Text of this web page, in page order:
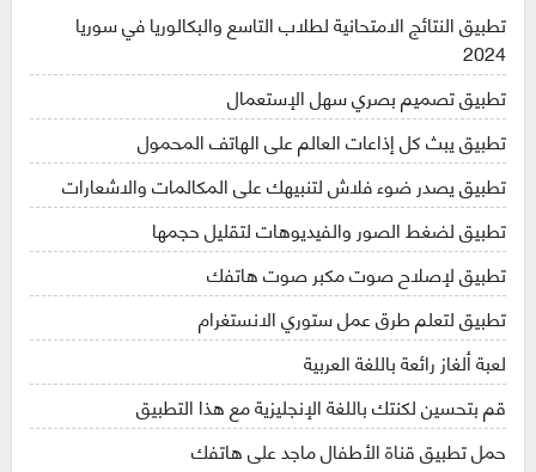
تطبيق النتائج الامتحانية لطلاب التاسع والبكالوريا في سوريا
2024
تطبيق تصميم بصري سهل الإستعمال
تطبيق يبث كل إذاعات العالم على الهاتف المحمول
تطبيق يصدر ضوء فلاش لتنبيهك على المكالمات والاشعارات
تطبيق لضغط الصور والفيديوهات لتقليل حجمها
تطبيق لإصلاح صوت مكبر صوت هاتفك
تطبيق لتعلم طرق عمل ستوري الانستغرام
لعبة ألغاز رائعة باللغة العربية
قم بتحسين لكنتك باللغة الإنجليزية مع هذا التطبيق
حمل تطبيق قناة الأطفال ماجد على هاتفك